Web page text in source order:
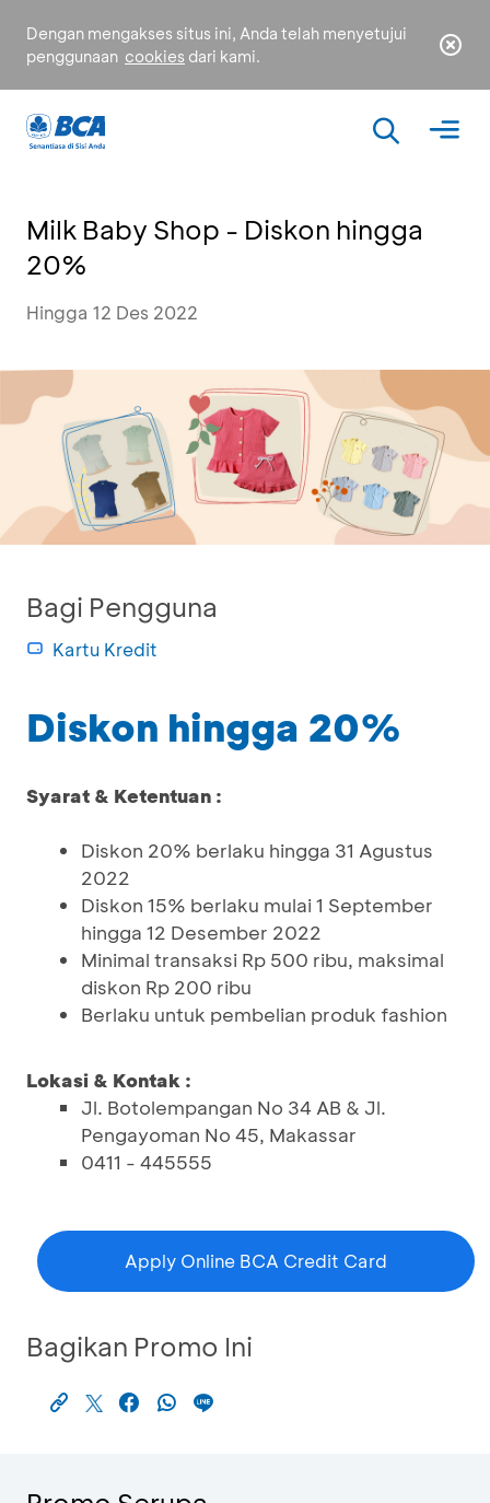
Dengan mengakses situs ini, Anda telah menyetujui
penggunaan cookies dari kami.
Milk Baby Shop - Diskon hingga
20%
Hingga 12 Des 2022
Bagi Pengguna
Kartu Kredit
Diskon hingga 20%
Syarat & Ketentuan :
Diskon 20% berlaku hingga 31 Agustus
2022
Diskon 15% berlaku mulai 1 September
hingga 12 Desember 2022
Minimal transaksi Rp 500 ribu, maksimal
diskon Rp 200 ribu
Berlaku untuk pembelian produk fashion
Lokasi & Kontak :
Jl. Botolempangan No 34 AB & Jl.
Pengayoman No 45, Makassar
0411 - 445555
Apply Online BCA Credit Card
Bagikan Promo Ini